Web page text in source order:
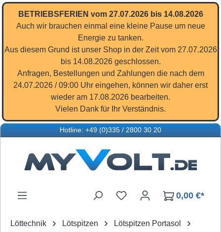
Zum Hauptinhalt springen
BETRIEBSFERIEN vom 27.07.2026 bis 14.08.2026
Auch wir brauchen einmal eine kleine Pause um neue
Energie zu tanken.
Aus diesem Grund ist unser Shop in der Zeit vom 27.07.2026
bis 14.08.2026 geschlossen.
Anfragen, Bestellungen und Zahlungen die nach dem
24.07.2026 / 09:00 Uhr eingehen, können wir daher erst
wieder am 17.08.2026 bearbeiten.
Vielen Dank für Ihr Verständnis.
Hotline: +49 (0)335 / 2800 30 20
Du hast 0 Produkte auf
0,00 €*
Löttechnik Lötspitzen
Lötspitzen Portasol